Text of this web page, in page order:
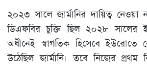
২০২৩ সালে জার্মানির দায়িত্ব নেওয়া
ডিএফবির চুক্তি ছিল ২০২৮ সালের
অধীনেই স্বাগতিক হিসেবে ইউরোতে
উঠেছিল জার্মানি। তবে নিজের প্রথম